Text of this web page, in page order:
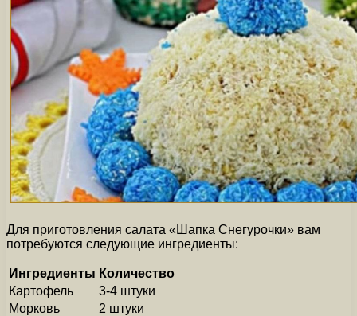
Для приготовления салата «Шапка Снегурочки» вам
потребуются следующие ингредиенты:
Ингредиенты Количество
Картофель
3-4 штуки
Морковь
2 штуки